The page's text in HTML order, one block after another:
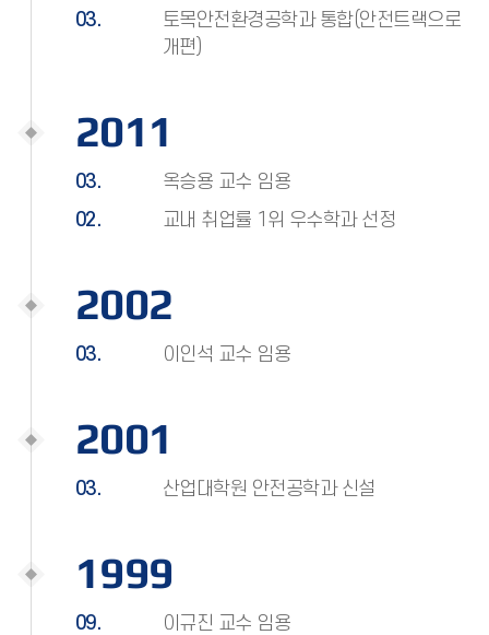
03.
토목안전환경공학과 통합(안전트랙으로
개편)
2011
03.
옥승용 교수 임용
02.
교내 취업률 1위 우수학과 선정
2002
03. 이인석 교수 임용
2001
03. 산업대학원 안전공학과 신설
1999
09.
이규진 교수 임용